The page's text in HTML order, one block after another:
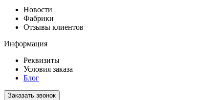
Новости
Фабрики
Отзывы клиентов
Информация
Реквизиты
Условия заказа
Блог
Заказать звонок